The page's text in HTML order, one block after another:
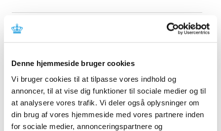
Denne hjemmeside bruger cookies
Vi bruger cookies til at tilpasse vores indhold og
annoncer, til at vise dig funktioner til sociale medier og til
at analysere vores trafik. Vi deler også oplysninger om
din brug af vores hjemmeside med vores partnere inden
for sociale medier, annonceringspartnere og
Cleenema, rektalvæske, opløsning, fra Recordati AB
Yderligere information om varighed m.m. kan findes via
følgende link:
Link:
Se oversigten over aktuelle og kommende
forsyningsvanskeligheder